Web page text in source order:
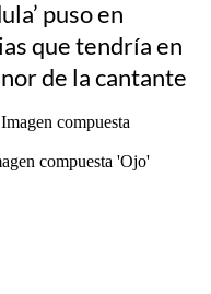
puso en
que tendría en
de la cantante
compuesta 'Ojo'